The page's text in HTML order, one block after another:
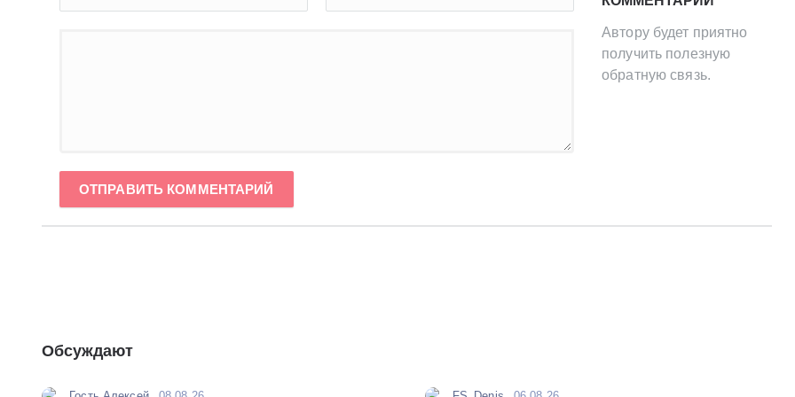
Автору будет приятно
получить полезную
обратную связь.
ОТПРАВИТЬ КОММЕНТАРИЙ
Обсуждают